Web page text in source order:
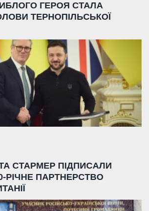
ГЕРОЯ СТАЛА
ТЕРНОПІЛЬСЬКОЇ
СТАРМЕР ПІДПИСАЛИ
РІЧНЕ ПАРТНЕРСТВО